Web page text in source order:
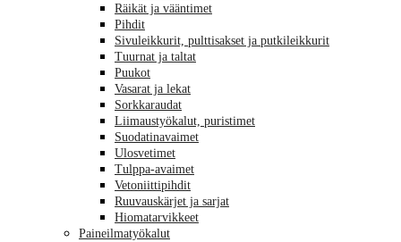
Räikät ja vääntimet
Pihdit
Sivuleikkurit, pulttisakset ja putkileikkurit
Tuurnat ja taltat
Puukot
Vasarat ja lekat
Sorkkaraudat
Liimaustyökalut, puristimet
Suodatinavaimet
Ulosvetimet
Tulppa-avaimet
Vetoniittipihdit
Ruuvauskärjet ja sarjat
Hiomatarvikkeet
Paineilmatyökalut